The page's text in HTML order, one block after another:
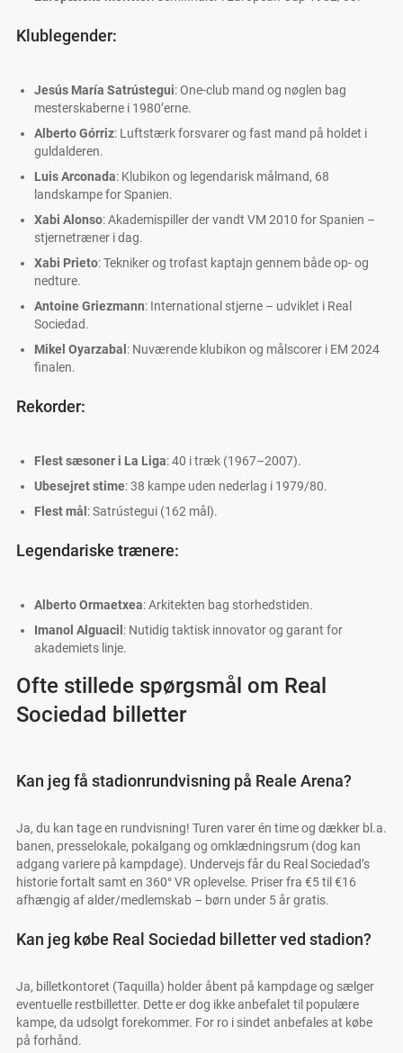
Klublegender:
Jesús María Satrústegui: One-club mand og nøglen bag
mesterskaberne i 1980’erne.
Alberto Górriz: Luftstærk forsvarer og fast mand på holdet i
guldalderen.
Luis Arconada: Klubikon og legendarisk målmand, 68
landskampe for Spanien.
Xabi Alonso: Akademispiller der vandt VM 2010 for Spanien –
stjernetræner i dag.
Xabi Prieto: Tekniker og trofast kaptajn gennem både op- og
nedture.
Antoine Griezmann: International stjerne – udviklet i Real
Sociedad.
Mikel Oyarzabal : Nuværende klubikon og målscorer i EM 2024
finalen.
Rekorder:
Flest sæsoner i La Liga: 40 i træk (1967–2007).
Ubesejret stime: 38 kampe uden nederlag i 1979/80.
Flest mål : Satrústegui (162 mål).
Legendariske trænere:
Alberto Ormaetxea: Arkitekten bag storhedstiden.
Imanol Alguacil : Nutidig taktisk innovator og garant for
akademiets linje.
Ofte stillede spørgsmål om Real
Sociedad billetter
Kan jeg få stadionrundvisning på Reale Arena?
Ja, du kan tage en rundvisning! Turen varer én time og dækker bl.a.
banen, presselokale, pokalgang og omklædningsrum (dog kan
adgang variere på kampdage). Undervejs får du Real Sociedad’s
historie fortalt samt en 360° VR oplevelse. Priser fra €5 til €16
afhængig af alder/medlemskab – børn under 5 år gratis.
Kan jeg købe Real Sociedad billetter ved stadion?
Ja, billetkontoret (Taquilla) holder åbent på kampdage og sælger
eventuelle restbilletter. Dette er dog ikke anbefalet til populære
kampe, da udsolgt forekommer. For ro i sindet anbefales at købe
på forhånd.